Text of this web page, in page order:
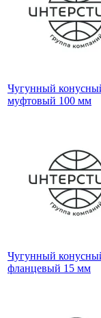
Чугунный
муфтовый 100 мм
Чугунный
фланцевый 15 мм